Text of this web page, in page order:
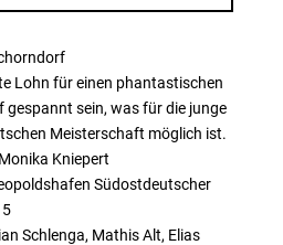
Lohn für einen phantastischen
gespannt sein, was für die junge
Meisterschaft möglich ist.
Kniepert
Südostdeutscher
Schlenga, Mathis Alt, Elias